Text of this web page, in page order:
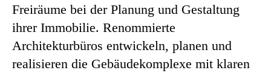
Freiräume bei der Planung und Gestaltung
ihrer Immobilie. Renommierte
Architekturbüros entwickeln, planen und
realisieren die Gebäudekomplexe mit klaren